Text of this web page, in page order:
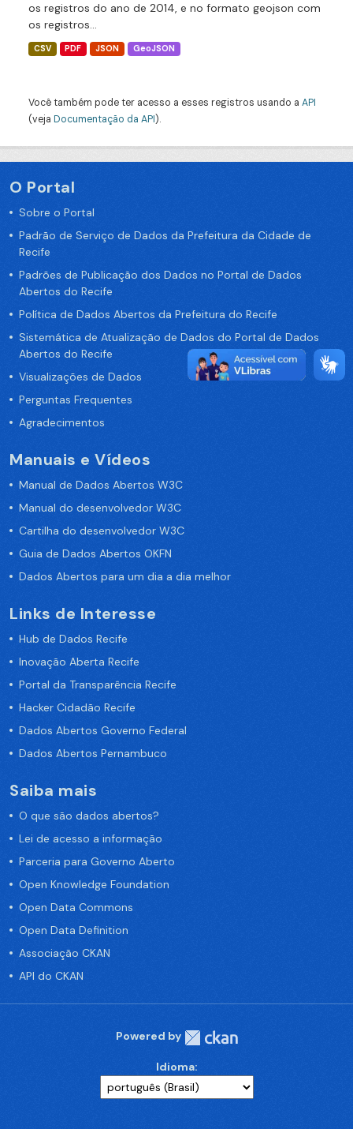
os registros do ano de 2014, e no formato geojson com
os registros...
CSV PDF JSON GeoJSON
Você também pode ter acesso a esses registros usando a API
(veja Documentação da API).
O Portal
Sobre o Portal
Padrão de Serviço de Dados da Prefeitura da Cidade de
Recife
Padrões de Publicação dos Dados no Portal de Dados
Abertos do Recife
Política de Dados Abertos da Prefeitura do Recife
Sistemática de Atualização de Dados do Portal de Dados
Abertos do Recife
Visualizações de Dados
Perguntas Frequentes
Agradecimentos
Manuais e Vídeos
Manual de Dados Abertos W3C
Manual do desenvolvedor W3C
Cartilha do desenvolvedor W3C
Guia de Dados Abertos OKFN
Dados Abertos para um dia a dia melhor
Links de Interesse
Hub de Dados Recife
Inovação Aberta Recife
Portal da Transparência Recife
Hacker Cidadão Recife
Dados Abertos Governo Federal
Dados Abertos Pernambuco
Saiba mais
O que são dados abertos?
Lei de acesso a informação
Parceria para Governo Aberto
Open Knowledge Foundation
Open Data Commons
Open Data Definition
Associação CKAN
API do CKAN
Powered by
Idioma